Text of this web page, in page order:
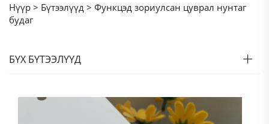
Нүүр > Бүтээлүүд > Функцэд зориулсан цуврал нунтаг
будаг
БҮХ БҮТЭЭЛҮҮД